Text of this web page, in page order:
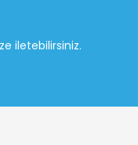
iletebilirsiniz.